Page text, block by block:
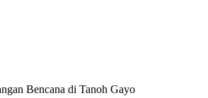
Bencana di Tanoh Gayo